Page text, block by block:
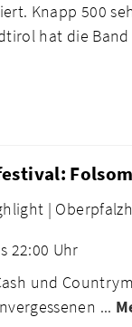
Knapp 500
hat die Band
|
22:00 Uhr
und
...